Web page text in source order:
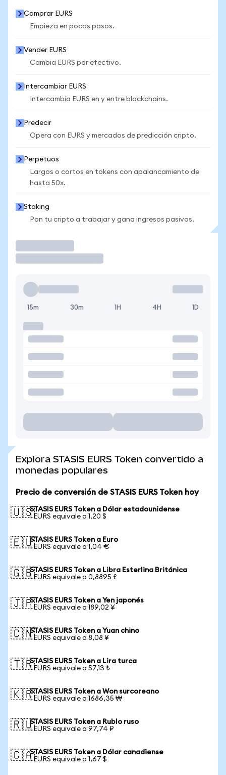
Comprar EURS
Empieza en pocos pasos.
Vender EURS
Cambia EURS por efectivo.
Intercambiar EURS
Intercambia EURS en y entre blockchains.
Predecir
Opera con EURS y mercados de predicción cripto.
Perpetuos
Largos o cortos en tokens con apalancamiento de
hasta 50x.
Staking
Pon tu cripto a trabajar y gana ingresos pasivos.
15m 30m 1H 4H 1D
Explora STASIS EURS Token convertido a
monedas populares
Precio de conversión de STASIS EURS Token hoy
🇺🇸STASIS EURS Token a Dólar estadounidense
1 EURS equivale a 1,20 $
🇪🇺STASIS EURS Token a Euro
1 EURS equivale a 1,04 €
🇬🇧STASIS EURS Token a Libra Esterlina Británica
1 EURS equivale a 0,8895 £
🇯🇵STASIS EURS Token a Yen japonés
1 EURS equivale a 189,02 ¥
🇨🇳STASIS EURS Token a Yuan chino
1 EURS equivale a 8,08 ¥
🇹🇷STASIS EURS Token a Lira turca
1 EURS equivale a 57,13 ₺
🇰🇷STASIS EURS Token a Won surcoreano
1 EURS equivale a 1686,35 ₩
🇷🇺STASIS EURS Token a Rublo ruso
1 EURS equivale a 97,74 ₽
🇨🇦STASIS EURS Token a Dólar canadiense
1 EURS equivale a 1,67 $